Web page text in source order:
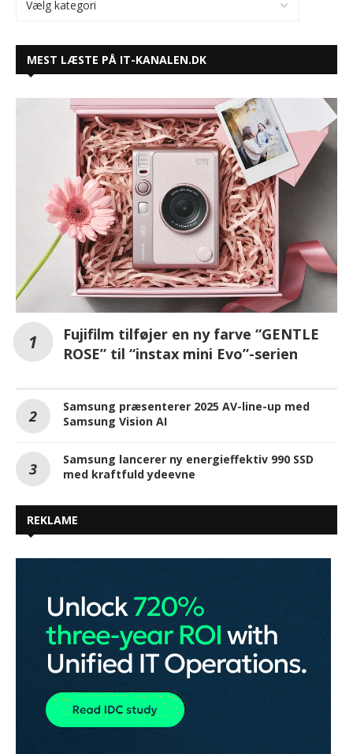
MEST LÆSTE PÅ IT-KANALEN.DK
Fujifilm tilføjer en ny farve “GENTLE
ROSE” til “instax mini Evo”-serien
Samsung præsenterer 2025 AV-line-up med
Samsung Vision AI
Samsung lancerer ny energieffektiv 990 SSD
med kraftfuld ydeevne
REKLAME